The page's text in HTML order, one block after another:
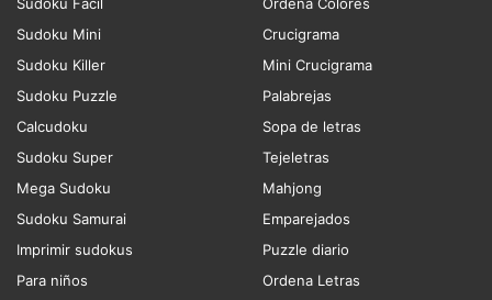
Sudoku Mini
Sudoku Killer
Sudoku Puzzle
Calcudoku
Sudoku Super
Mega Sudoku
Sudoku Samurai
Imprimir sudokus
Para niños
Crucigrama
Mini Crucigrama
Palabrejas
Sopa de letras
Tejeletras
Mahjong
Emparejados
Puzzle diario
Ordena Letras